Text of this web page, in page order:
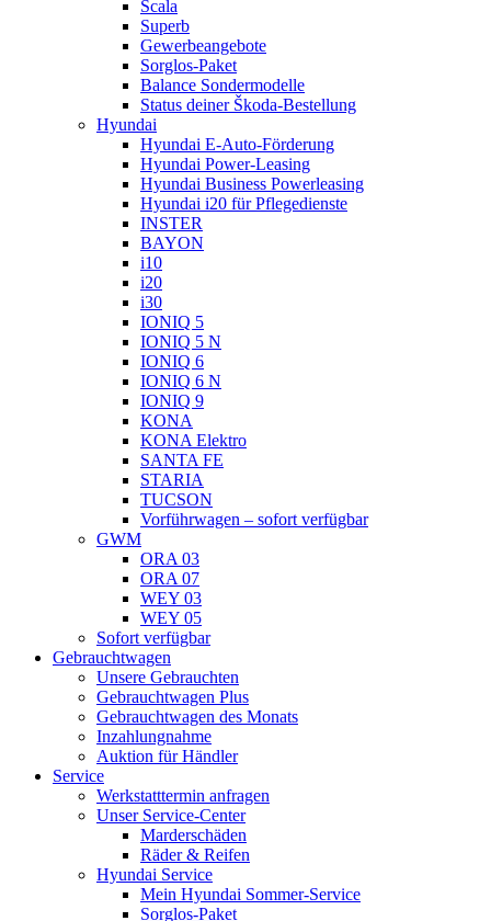
Scala
Superb
Gewerbeangebote
Sorglos-Paket
Balance Sondermodelle
Status deiner Škoda-Bestellung
Hyundai
Hyundai E-Auto-Förderung
Hyundai Power-Leasing
Hyundai Business Powerleasing
Hyundai i20 für Pflegedienste
INSTER
BAYON
i10
i20
i30
IONIQ 5
IONIQ 5 N
IONIQ 6
IONIQ 6 N
IONIQ 9
KONA
KONA Elektro
SANTA FE
STARIA
TUCSON
Vorführwagen – sofort verfügbar
GWM
ORA 03
ORA 07
WEY 03
WEY 05
Sofort verfügbar
Gebrauchtwagen
Unsere Gebrauchten
Gebrauchtwagen Plus
Gebrauchtwagen des Monats
Inzahlungnahme
Auktion für Händler
Service
Werkstatttermin anfragen
Unser Service-Center
Marderschäden
Räder & Reifen
Hyundai Service
Mein Hyundai Sommer-Service
Sorglos-Paket